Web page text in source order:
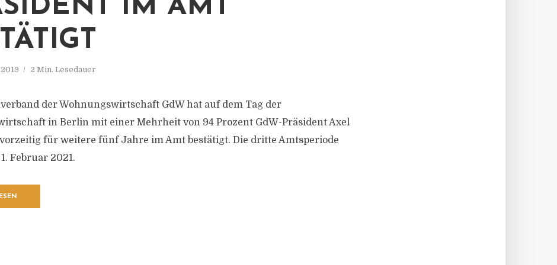
IM AMT
2 Min. Lesedauer
der Wohnungswirtschaft GdW hat auf dem Tag der
in Berlin mit einer Mehrheit von 94 Prozent GdW-Präsident Axel
vorzeitig für weitere fünf Jahre im Amt bestätigt. Die dritte Amtsperiode
Februar 2021.